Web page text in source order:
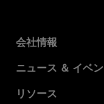
会社情報
AMD について
企業責任
ニュース ＆ イベ
ニュースルーム
リソース